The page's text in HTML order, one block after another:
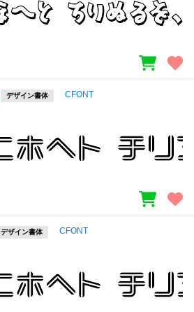
デザイン書体 CFONT
デザイン書体 CFONT